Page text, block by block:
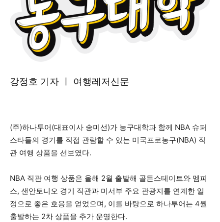
강정호 기자 ㅣ 여행레저신문
(주)하나투어(대표이사 송미선)가 농구대학과 함께 NBA 슈퍼
스타들의 경기를 직접 관람할 수 있는 미국프로농구(NBA) 직
관 여행 상품을 선보였다.
NBA 직관 여행 상품은 올해 2월 출발해 골든스테이트와 멤피
스, 샌안토니오 경기 직관과 미서부 주요 관광지를 연계한 일
정으로 좋은 호응을 얻었으며, 이를 바탕으로 하나투어는 4월
출발하는 2차 상품을 추가 운영한다.